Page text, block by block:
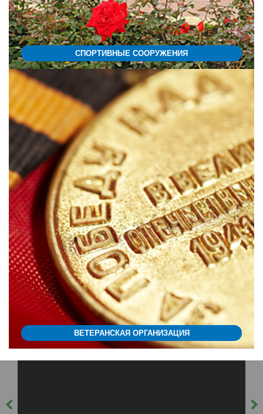
СПОРТИВНЫЕ СООРУЖЕНИЯ
ВЕТЕРАНСКАЯ ОРГАНИЗАЦИЯ